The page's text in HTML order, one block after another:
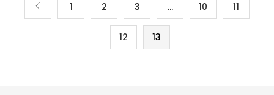
1 2 3 … 10 11
12 13